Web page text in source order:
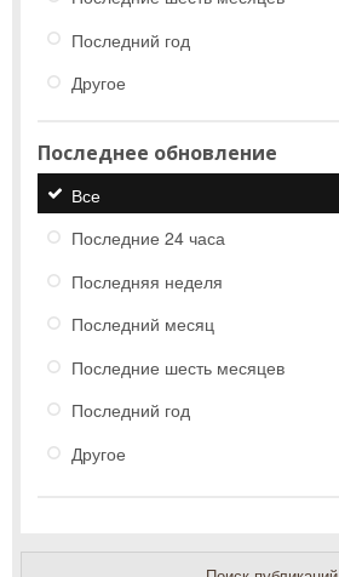
Последний год
Другое
Последнее обновление
Все
Последние 24 часа
Последняя неделя
Последний месяц
Последние шесть месяцев
Последний год
Другое